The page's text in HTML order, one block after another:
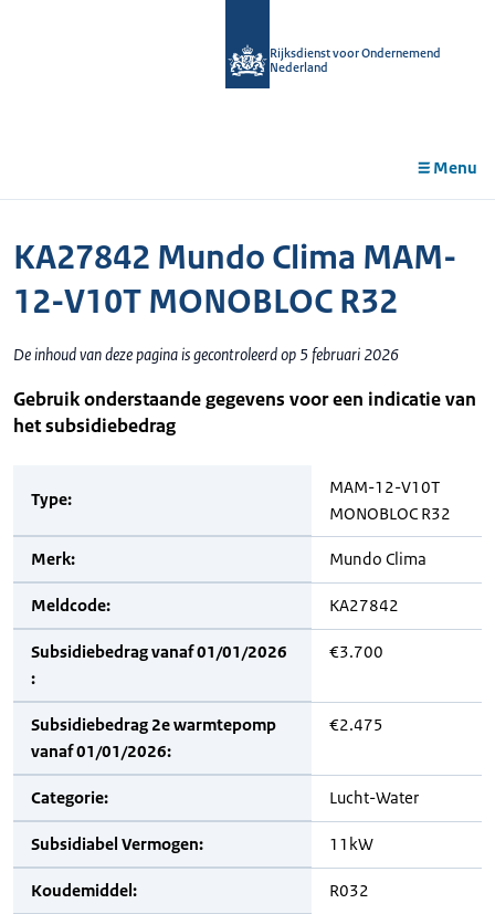
Rijksdienst voor Ondernemend
Nederland
Menu
KA27842 Mundo Clima MAM-
12-V10T MONOBLOC R32
De inhoud van deze pagina is gecontroleerd op 5 februari 2026
Gebruik onderstaande gegevens voor een indicatie van
het subsidiebedrag
Type:
MAM-12-V10T
MONOBLOC R32
Merk: Mundo Clima
Meldcode: KA27842
Subsidiebedrag vanaf 01/01/2026
:
€3.700
Subsidiebedrag 2e warmtepomp
vanaf 01/01/2026:
€2.475
Categorie: Lucht-Water
Subsidiabel Vermogen: 11kW
Koudemiddel: R032